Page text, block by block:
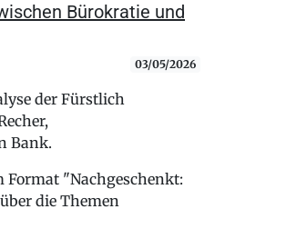
Bürokratie und
03/05/2026
der Fürstlich
Bank.
Format "Nachgeschenkt:
die Themen